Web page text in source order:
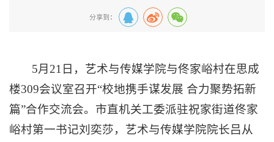
分享到：
5月21日，艺术与传媒学院与佟家峪村在思成
楼309会议室召开“校地携手谋发展 合力聚势拓新
篇”合作交流会。市直机关工委派驻祝家街道佟家
峪村第一书记刘奕莎，艺术与传媒学院院长吕从